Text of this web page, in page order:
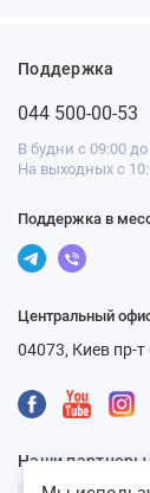
Поддержка
044 500-00-53
В будни с 09:00 до
На выходных с
Поддержка в
Центральный
04073, Киев пр-
Наши партнеры